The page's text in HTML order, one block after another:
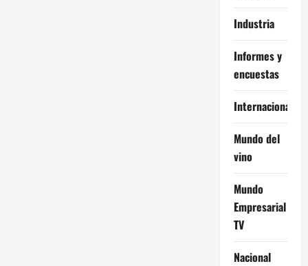
Industria
Informes y
encuestas
Internacional
Mundo del
vino
Mundo
Empresarial
TV
Nacional